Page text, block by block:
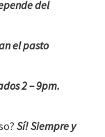
del
el pasto
2 – 9pm.
Sí! Siempre y